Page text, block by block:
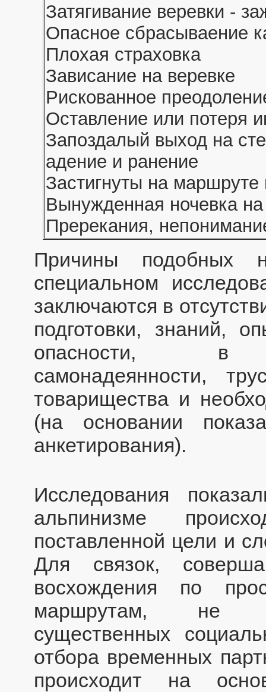
Затягивание веревки -
Опасное сбрасываение
Плохая страховка
Зависание на веревке
Рискованное
Оставление или потеря
Запоздалый выход на
адение и ранение
Застигнуты на
Вынужденная ночевка
Пререкания,
Причины подобных
специальном
заключаются в
подготовки, знаний,
опасности, в
самонадеянности,
товарищества и
(на основании
анкетирования).
Исследования
альпинизме
поставленной цели и
Для связок,
восхождения по
маршрутам, не
существенных
отбора временных
происходит на